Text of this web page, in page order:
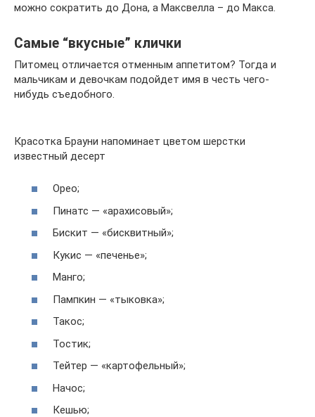
можно сократить до Дона, а Максвелла – до Макса.
Самые “вкусные” клички
Питомец отличается отменным аппетитом? Тогда и
мальчикам и девочкам подойдет имя в честь чего-
нибудь съедобного.
Красотка Брауни напоминает цветом шерстки
известный десерт
Орео;
Пинатс — «арахисовый»;
Бискит — «бисквитный»;
Кукис — «печенье»;
Манго;
Пампкин — «тыковка»;
Такос;
Тостик;
Тейтер — «картофельный»;
Начос;
Кешью;